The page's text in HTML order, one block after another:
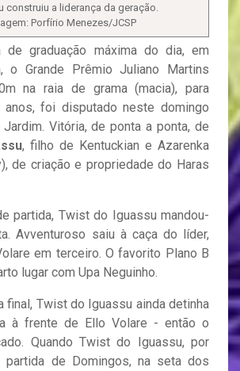
construiu a liderança da geração.
Porfírio Menezes/JCSP
de graduação máxima do dia, em
o Grande Prêmio Juliano Martins
na raia de grama (macia), para
foi disputado neste domingo
Vitória, de ponta a ponta, de
, filho de Kentuckian e Azarenka
de criação e propriedade do Haras
partida, Twist do Iguassu mandou-
Avventuroso saiu à caça do líder,
em terceiro. O favorito Plano B
lugar com Upa Neguinho.
final, Twist do Iguassu ainda detinha
à frente de Ello Volare - então o
Quando Twist do Iguassu, por
partida de Domingos, na seta dos